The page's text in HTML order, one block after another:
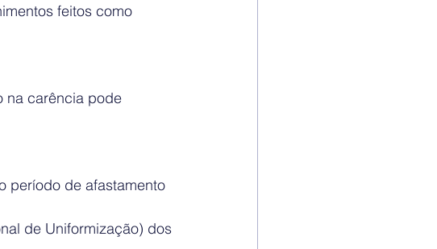
feitos como
na carência pode
período de afastamento
de Uniformização) dos